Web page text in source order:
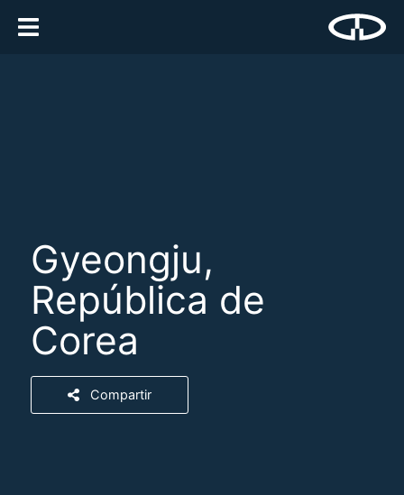
Gyeongju,
República de
Corea
Compartir